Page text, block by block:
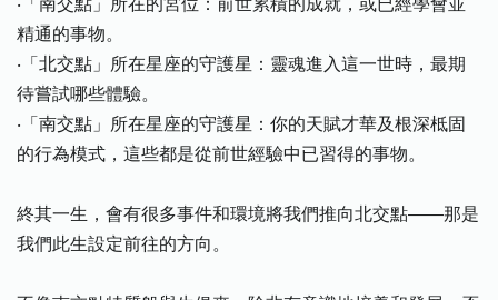
精通的事物。
‧「北交點」所在星座的守護星：靈魂進入這一世時，最期
待嘗試哪些體驗。
‧「南交點」所在星座的守護星：你的天賦才華及根深柢固
的行為模式，這些都是從前世經驗中已習得的事物。
終其一生，會有很多事件和環境將我們推向北交點——那是
我們此生設定前往的方向。